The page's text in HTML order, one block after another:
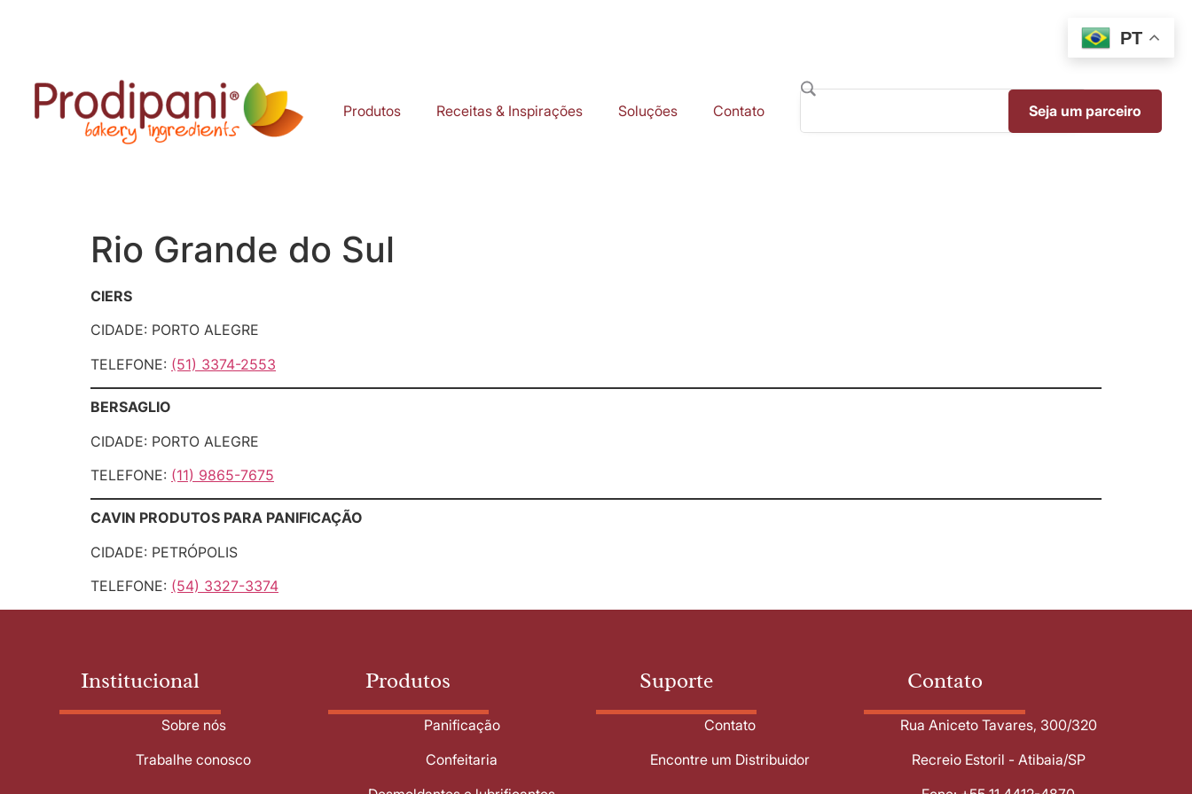
Produtos Receitas & Inspirações Soluções Contato Seja um parceiro
Rio Grande do Sul
CIERS
CIDADE: PORTO ALEGRE
TELEFONE: (51) 3374-2553
BERSAGLIO
CIDADE: PORTO ALEGRE
TELEFONE: (11) 9865-7675
CAVIN PRODUTOS PARA PANIFICAÇÃO
CIDADE: PETRÓPOLIS
TELEFONE: (54) 3327-3374
Institucional
Sobre nós
Trabalhe conosco
Produtos
Panificação
Confeitaria
Suporte
Contato
Encontre um Distribuidor
Contato
Rua Aniceto Tavares, 300/320
Recreio Estoril - Atibaia/SP
PT